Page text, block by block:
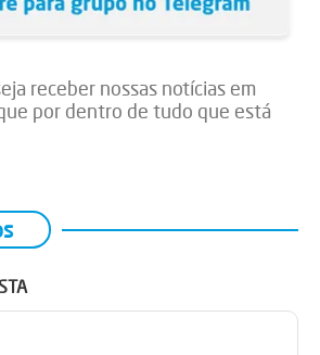
receber nossas notícias em
por dentro de tudo que está